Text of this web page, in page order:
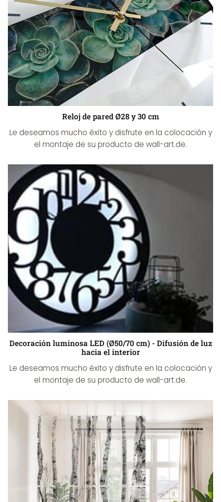
Reloj de pared Ø28 y 30 cm
Le deseamos mucho éxito y disfrute en la colocación y
el montaje de su producto de wall-art.de.
Decoración luminosa LED (Ø50/70 cm) - Difusión de luz
hacia el interior
Le deseamos mucho éxito y disfrute en la colocación y
el montaje de su producto de wall-art.de.